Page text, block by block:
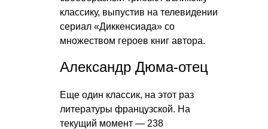
классику, выпустив на телевидении
сериал «Диккенсиада» со
множеством героев книг автора.
Александр Дюма-отец
Еще один классик, на этот раз
литературы французской. На
текущий момент — 238